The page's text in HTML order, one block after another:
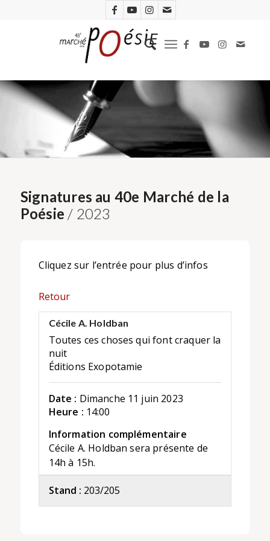
Signatures au 40e Marché de la
Poésie / 2023
Cliquez sur l’entrée pour plus d’infos
Retour
Cécile A. Holdban
Toutes ces choses qui font craquer la
nuit
Éditions Exopotamie
Date : Dimanche 11 juin 2023
Heure : 14:00
Information complémentaire
Cécile A. Holdban sera présente de
14h à 15h.
Stand : 203/205